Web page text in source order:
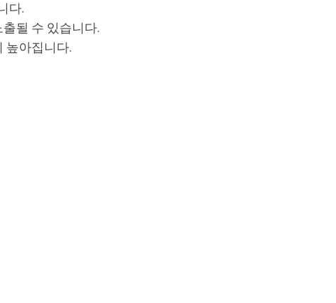
다.
될 수 있습니다.
높아집니다.